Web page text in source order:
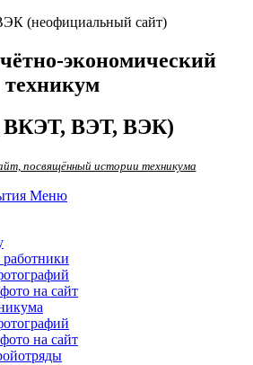
экономический
техникум
ВЭТ, ВЭК)
посвящённый истории техникума
Меню
на сайт
на сайт